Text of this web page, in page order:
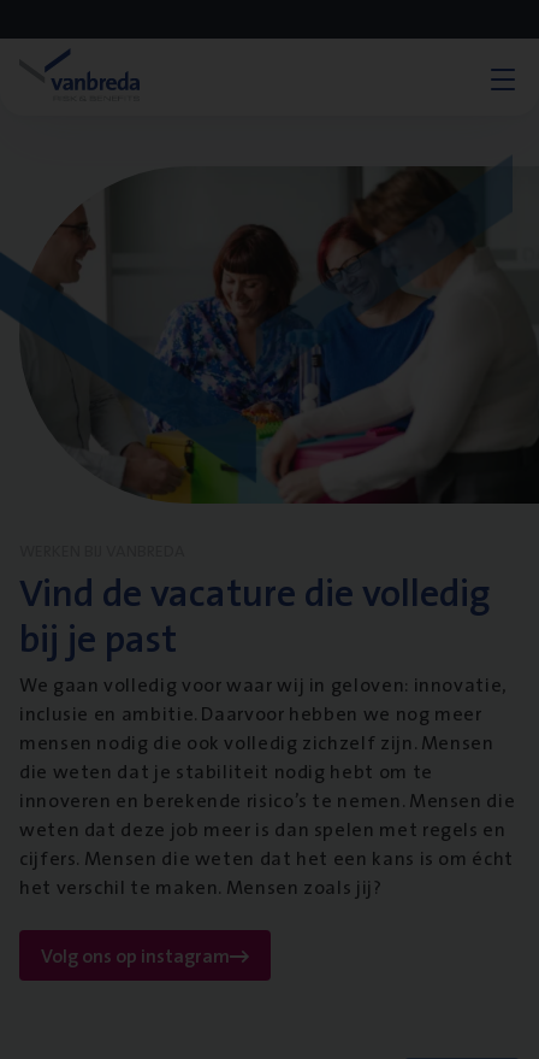
Vind de vacature die volledig
bij je past
We gaan volledig voor waar wij in geloven: innovatie,
inclusie en ambitie. Daarvoor hebben we nog meer
mensen nodig die ook volledig zichzelf zijn. Mensen
die weten dat je stabiliteit nodig hebt om te
innoveren en berekende risico’s te nemen. Mensen die
weten dat deze job meer is dan spelen met regels en
cijfers. Mensen die weten dat het een kans is om écht
het verschil te maken. Mensen zoals jij?
Volg ons op instagram